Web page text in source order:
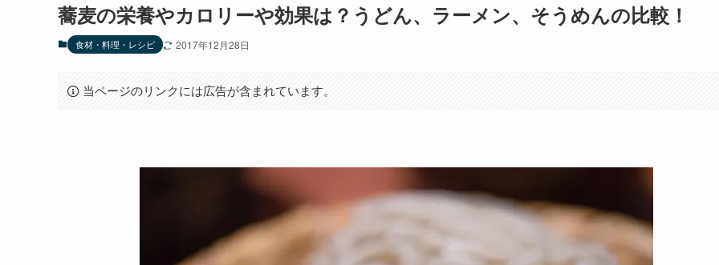
蕎麦の栄養やカロリーや効果は？うどん、ラーメン、そうめんの比較！
食材・料理・レシピ 2017年12月28日
当ページのリンクには広告が含まれています。